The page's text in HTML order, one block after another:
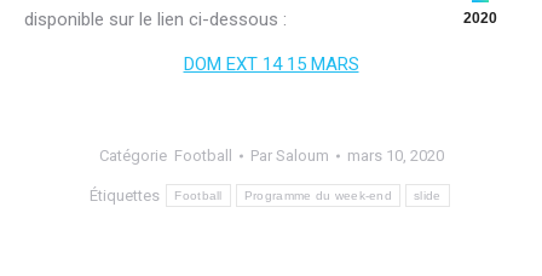
2020
disponible sur le lien ci-dessous :
DOM EXT 14 15 MARS
Catégorie Football Par Saloum mars 10, 2020
Étiquettes Football Programme du week-end slide